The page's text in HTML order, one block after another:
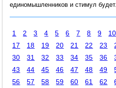
единомышленников и стимул будет.
1 2 3 4 5 6 7 8 9 10
17
18 19 20 21 22 23
30
31 32 33 34 35 36
43
44 45 46 47 48 49
56
57 58 59 60 61 62